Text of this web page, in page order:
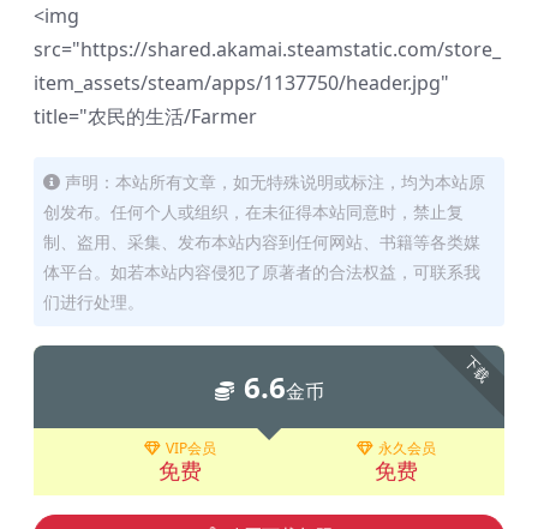
<img
src="https://shared.akamai.steamstatic.com/store_
item_assets/steam/apps/1137750/header.jpg"
title="农民的生活/Farmer
声明：本站所有文章，如无特殊说明或标注，均为本站原
创发布。任何个人或组织，在未征得本站同意时，禁止复
制、盗用、采集、发布本站内容到任何网站、书籍等各类媒
体平台。如若本站内容侵犯了原著者的合法权益，可联系我
们进行处理。
下载
6.6金币
VIP会员
免费
永久会员
免费